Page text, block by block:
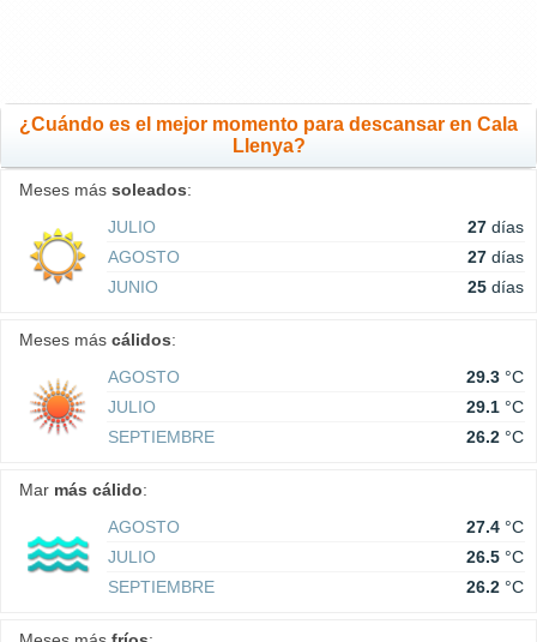
¿Cuándo es el mejor momento para descansar en Cala
Llenya?
Meses más soleados:
JULIO
27 días
AGOSTO
27 días
JUNIO
25 días
Meses más cálidos:
AGOSTO
29.3 °C
JULIO
29.1 °C
SEPTIEMBRE
26.2 °C
Mar más cálido:
AGOSTO
27.4 °C
JULIO
26.5 °C
SEPTIEMBRE
26.2 °C